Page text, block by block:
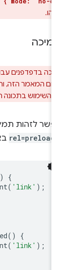
בדפדפנים עבור
המאמר הזה, והיא
מהשימוש בתכונה
לזהות תמיכה
()
('link'
()
('link'